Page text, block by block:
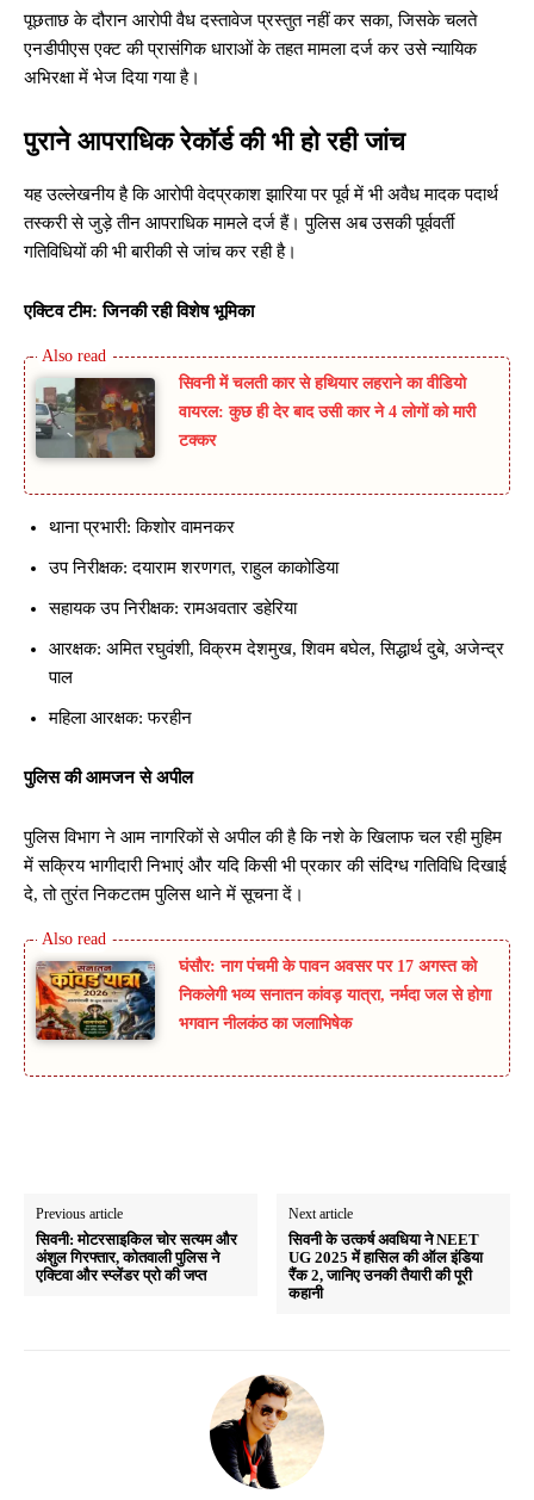
पूछताछ के दौरान आरोपी वैध दस्तावेज प्रस्तुत नहीं कर सका, जिसके चलते
एनडीपीएस एक्ट की प्रासंगिक धाराओं के तहत मामला दर्ज कर उसे न्यायिक
अभिरक्षा में भेज दिया गया है।
पुराने आपराधिक रेकॉर्ड की भी हो रही जांच
यह उल्लेखनीय है कि आरोपी वेदप्रकाश झारिया पर पूर्व में भी अवैध मादक पदार्थ
तस्करी से जुड़े तीन आपराधिक मामले दर्ज हैं। पुलिस अब उसकी पूर्ववर्ती
गतिविधियों की भी बारीकी से जांच कर रही है।
एक्टिव टीम: जिनकी रही विशेष भूमिका
सिवनी में चलती कार से हथियार लहराने का वीडियो
वायरल: कुछ ही देर बाद उसी कार ने 4 लोगों को मारी
टक्कर
थाना प्रभारी: किशोर वामनकर
उप निरीक्षक: दयाराम शरणगत, राहुल काकोडिया
सहायक उप निरीक्षक: रामअवतार डहेरिया
आरक्षक: अमित रघुवंशी, विक्रम देशमुख, शिवम बघेल, सिद्धार्थ दुबे, अजेन्द्र
पाल
महिला आरक्षक: फरहीन
पुलिस की आमजन से अपील
पुलिस विभाग ने आम नागरिकों से अपील की है कि नशे के खिलाफ चल रही मुहिम
में सक्रिय भागीदारी निभाएं और यदि किसी भी प्रकार की संदिग्ध गतिविधि दिखाई
दे, तो तुरंत निकटतम पुलिस थाने में सूचना दें।
घंसौर: नाग पंचमी के पावन अवसर पर 17 अगस्त को
निकलेगी भव्य सनातन कांवड़ यात्रा, नर्मदा जल से होगा
भगवान नीलकंठ का जलाभिषेक
Previous article
सिवनी: मोटरसाइकिल चोर सत्यम और
अंशुल गिरफ्तार, कोतवाली पुलिस ने
एक्टिवा और स्प्लेंडर प्रो की जप्त
Next article
सिवनी के उत्कर्ष अवधिया ने NEET
UG 2025 में हासिल की ऑल इंडिया
रैंक 2, जानिए उनकी तैयारी की पूरी
कहानी